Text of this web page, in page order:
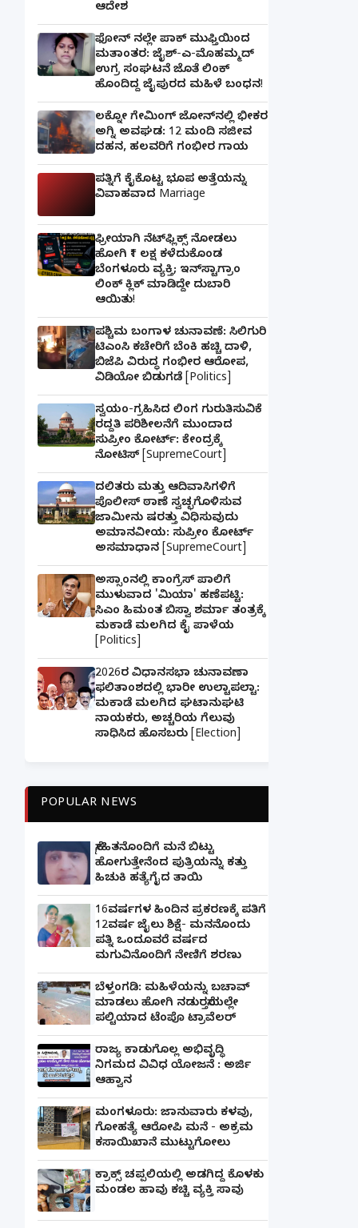
ಆದೇಶ
ಫೋನ್ ನಲ್ಲೇ ಪಾಕ್ ಮುಫ್ತಿಯಿಂದ
ಮತಾಂತರ: ಜೈಶ್-ಎ-ಮೊಹಮ್ಮದ್
ಉಗ್ರ ಸಂಘಟನೆ ಜೊತೆ ಲಿಂಕ್
ಹೊಂದಿದ್ದ ಜೈಪುರದ ಮಹಿಳೆ ಬಂಧನ!
ಲಕ್ನೋ ಗೇಮಿಂಗ್ ಜೋನ್‌ನಲ್ಲಿ ಭೀಕರ
ಅಗ್ನಿ ಅವಘಡ: 12 ಮಂದಿ ಸಜೀವ
ದಹನ, ಹಲವರಿಗೆ ಗಂಭೀರ ಗಾಯ
ಪತ್ನಿಗೆ ಕೈಕೊಟ್ಟ ಭೂಪ ಅತ್ತೆಯನ್ನು
ವಿವಾಹವಾದ Marriage
ಫ್ರೀಯಾಗಿ ನೆಟ್‌ಫ್ಲಿಕ್ಸ್ ನೋಡಲು
ಹೋಗಿ ₹1 ಲಕ್ಷ ಕಳೆದುಕೊಂಡ
ಬೆಂಗಳೂರು ವ್ಯಕ್ತಿ; ಇನ್‌ಸ್ಟಾಗ್ರಾಂ
ಲಿಂಕ್ ಕ್ಲಿಕ್ ಮಾಡಿದ್ದೇ ದುಬಾರಿ
ಆಯಿತು!
ಪಶ್ಚಿಮ ಬಂಗಾಳ ಚುನಾವಣೆ: ಸಿಲಿಗುರಿ
ಟಿಎಂಸಿ ಕಚೇರಿಗೆ ಬೆಂಕಿ ಹಚ್ಚಿ ದಾಳಿ,
ಬಿಜೆಪಿ ವಿರುದ್ಧ ಗಂಭೀರ ಆರೋಪ,
ವಿಡಿಯೋ ಬಿಡುಗಡೆ [Politics]
ಸ್ವಯಂ-ಗ್ರಹಿಸಿದ ಲಿಂಗ ಗುರುತಿಸುವಿಕೆ
ರದ್ದತಿ ಪರಿಶೀಲನೆಗೆ ಮುಂದಾದ
ಸುಪ್ರೀಂ ಕೋರ್ಟ್: ಕೇಂದ್ರಕ್ಕೆ
ನೋಟಿಸ್ [SupremeCourt]
ದಲಿತರು ಮತ್ತು ಆದಿವಾಸಿಗಳಿಗೆ
ಪೊಲೀಸ್ ಠಾಣೆ ಸ್ವಚ್ಛಗೊಳಿಸುವ
ಜಾಮೀನು ಷರತ್ತು ವಿಧಿಸುವುದು
ಅಮಾನವೀಯ: ಸುಪ್ರೀಂ ಕೋರ್ಟ್
ಅಸಮಾಧಾನ [SupremeCourt]
ಅಸ್ಸಾಂನಲ್ಲಿ ಕಾಂಗ್ರೆಸ್ ಪಾಲಿಗೆ
ಮುಳುವಾದ 'ಮಿಯಾ' ಹಣೆಪಟ್ಟಿ:
ಸಿಎಂ ಹಿಮಂತ ಬಿಸ್ವಾ ಶರ್ಮಾ ತಂತ್ರಕ್ಕೆ
ಮಕಾಡೆ ಮಲಗಿದ ಕೈ ಪಾಳೆಯ
[Politics]
2026ರ ವಿಧಾನಸಭಾ ಚುನಾವಣಾ
ಫಲಿತಾಂಶದಲ್ಲಿ ಭಾರೀ ಉಲ್ಟಾಪಲ್ಟಾ:
ಮಕಾಡೆ ಮಲಗಿದ ಘಟಾನುಘಟಿ
ನಾಯಕರು, ಅಚ್ಚರಿಯ ಗೆಲುವು
ಸಾಧಿಸಿದ ಹೊಸಬರು [Election]
POPULAR NEWS
ಸ್ನೇಹಿತನೊಂದಿಗೆ ಮನೆ ಬಿಟ್ಟು
ಹೋಗುತ್ತೇನೆಂದ ಪುತ್ರಿಯನ್ನು ಕತ್ತು
ಹಿಚುಕಿ ಹತ್ಯೆಗೈದ ತಾಯಿ
16ವರ್ಷಗಳ ಹಿಂದಿನ ಪ್ರಕರಣಕ್ಕೆ ಪತಿಗೆ
12ವರ್ಷ ಜೈಲು ಶಿಕ್ಷೆ- ಮನನೊಂದು
ಪತ್ನಿ ಒಂದೂವರೆ ವರ್ಷದ
ಮಗುವಿನೊಂದಿಗೆ ನೇಣಿಗೆ ಶರಣು
ಬೆಳ್ತಂಗಡಿ: ಮಹಿಳೆಯನ್ನು ಬಚಾವ್
ಮಾಡಲು ಹೋಗಿ ನಡುರಸ್ತೆಯಲ್ಲೇ
ಪಲ್ಟಿಯಾದ ಟೆಂಪೊ ಟ್ರಾವೆಲರ್
ರಾಜ್ಯ ಕಾಡುಗೊಲ್ಲ ಅಭಿವೃದ್ಧಿ
ನಿಗಮದ ವಿವಿಧ ಯೋಜನೆ : ಅರ್ಜಿ
ಆಹ್ವಾನ
ಮಂಗಳೂರು: ಜಾನುವಾರು ಕಳವು,
ಗೋಹತ್ಯೆ ಆರೋಪಿ ಮನೆ - ಅಕ್ರಮ
ಕಸಾಯಿಖಾನೆ ಮುಟ್ಟುಗೋಲು
ಕ್ರಾಕ್ಸ್ ಚಪ್ಪಲಿಯಲ್ಲಿ ಅಡಗಿದ್ದ ಕೊಳಕು
ಮಂಡಲ ಹಾವು ಕಚ್ಚಿ ವ್ಯಕ್ತಿ ಸಾವು